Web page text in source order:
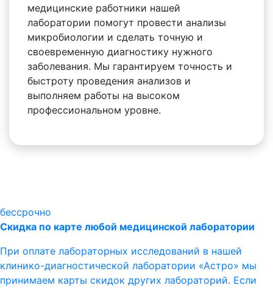
медицинские работники нашей
лаборатории помогут провести анализы
микробиологии и сделать точную и
своевременную диагностику нужного
заболевания. Мы гарантируем точность и
быстроту проведения анализов и
выполняем работы на высоком
профессиональном уровне.
бессрочно
Скидка по карте любой медицинской лаборатории
При оплате лабораторных исследований в нашей
клинико-диагностической лаборатории «Астро» мы
принимаем карты скидок других лабораторий. Если